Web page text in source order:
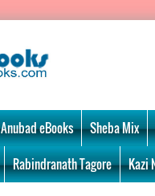
Anubad eBooks Sheba Mix
Rabindranath Tagore Kazi